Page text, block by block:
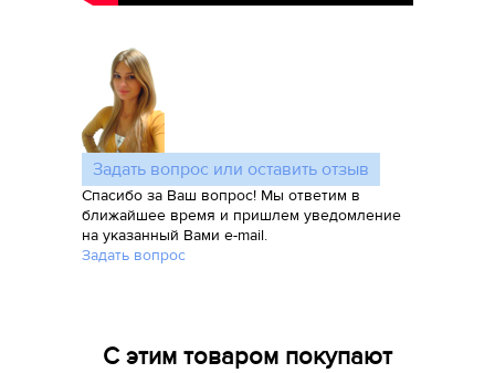
Задать вопрос или оставить отзыв
Спасибо за Ваш вопрос! Мы ответим в
ближайшее время и пришлем уведомление
на указанный Вами e-mail.
Задать вопрос
С этим товаром покупают